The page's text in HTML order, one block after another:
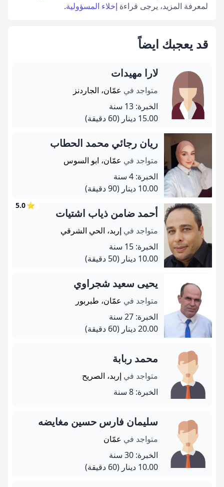
لمعرفة المزيد، يرجى قراءة إخلاء المسؤولية.
قد يعجبك ايضاً
لارا مهيدات
متواجد في عمّان، الجاردنز
الخبرة: 13 سنة
15.00 دينار
(60 دقيقة)
ريان رجائي محمد الحطاب
متواجد في عمّان، ابو السوس
الخبرة: 4 سنة
10.00 دينار
(90 دقيقة)
⭐
5.0
أحمد ضامن ذياب اشتيات
متواجد في إربد، الحي الشرقي
الخبرة: 15 سنة
10.00 دينار
(50 دقيقة)
يحيى سعيد شجراوي
متواجد في عمّان، طبربور
الخبرة: 27 سنة
20.00 دينار
(60 دقيقة)
محمد ربابة
متواجد في إربد، الصريح
الخبرة: 8 سنة
سليمان فارس حسين مغايضه
متواجد في عمّان
الخبرة: 30 سنة
10.00 دينار
(60 دقيقة)